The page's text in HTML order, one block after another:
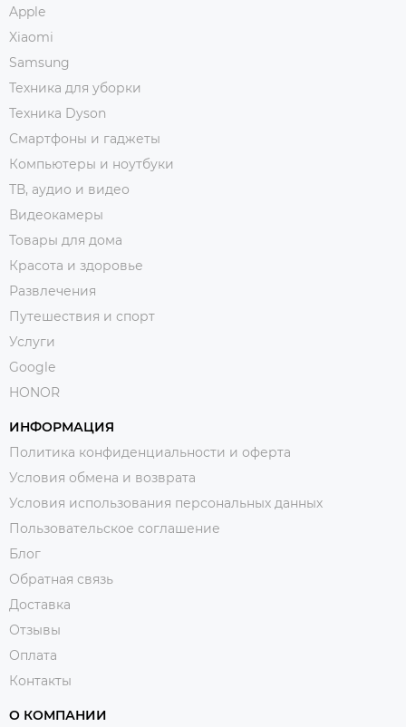
Apple
Xiaomi
Samsung
Техника для уборки
Техника Dyson
Смартфоны и гаджеты
Компьютеры и ноутбуки
ТВ, аудио и видео
Видеокамеры
Товары для дома
Красота и здоровье
Развлечения
Путешествия и спорт
Услуги
Google
HONOR
ИНФОРМАЦИЯ
Политика конфиденциальности и оферта
Условия обмена и возврата
Условия использования персональных данных
Пользовательское соглашение
Блог
Обратная связь
Доставка
Отзывы
Оплата
Контакты
О КОМПАНИИ